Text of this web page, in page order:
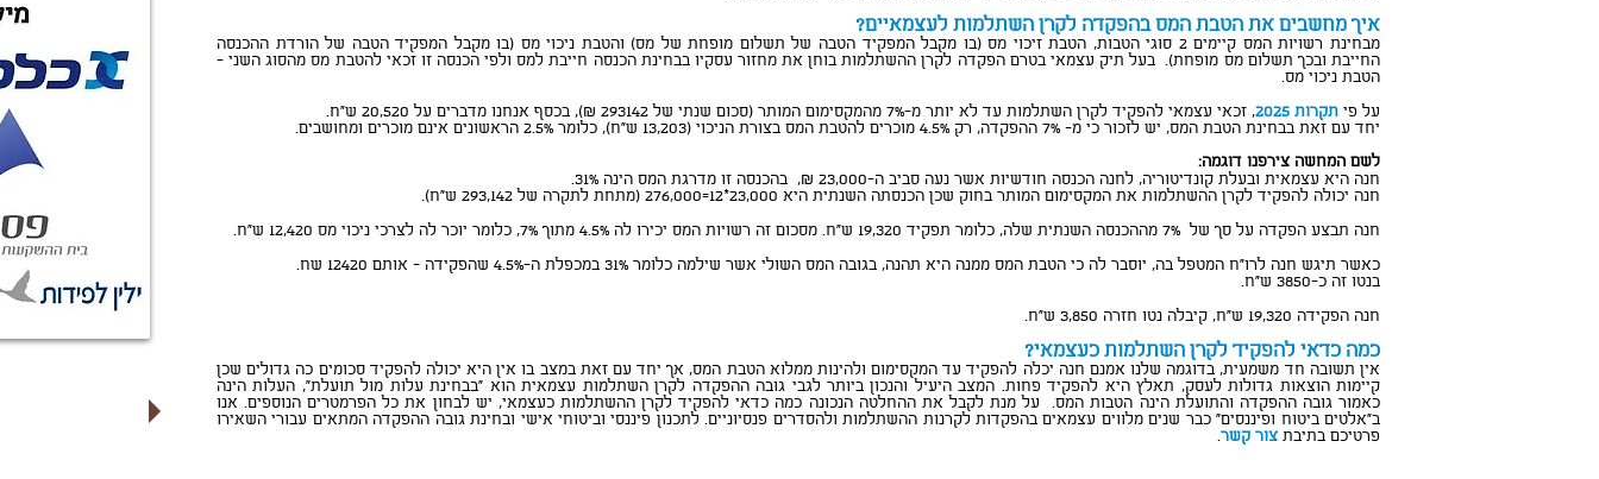
איך מחשבים את הטבת המס בהפקדה לקרן השתלמות לעצמאיים?
מבחינת רשויות המס קיימים 2 סוגי הטבות, הטבת זיכוי מס (בו מקבל המפקיד הטבה של תשלום מופחת של מס) והטבת ניכוי מס (בו מקבל המפקיד הטבה של הורדת ההכנסה
החייבת ובכך תשלום מס מופחת). בעל תיק עצמאי בטרם הפקדה לקרן ההשתלמות בוחן את מחזור עסקיו בבחינת הכנסה חייבת למס ולפי הכנסה זו זכאי להטבת מס מהסוג השני -
הטבת ניכוי מס.
על פי תקרות 2025
, זכאי עצמאי להפקיד לקרן השתלמות עד לא יותר מ-7% מהמקסימום המותר (סכום שנתי של 293142 ₪), בכסף אנחנו מדברים על 20,520 ש"ח.
יחד עם זאת בבחינת הטבת המס, יש לזכור כי מ- 7% ההפקדה, רק 4.5% מוכרים להטבת המס בצורת הניכוי (13,203 ש"ח), כלומר 2.5% הראשונים אינם מוכרים ומחושבים.
לשם המחשה צירפנו דוגמה:
חנה היא עצמאית ובעלת קונדיטוריה, לחנה הכנסה חודשיות אשר נעה סביב ה-23,000 ₪, בהכנסה זו מדרגת המס הינה 31%.
חנה יכולה להפקיד לקרן ההשתלמות את המקסימום המותר בחוק שכן הכנסתה השנתית היא 23,000*12=276,000 (מתחת לתקרה של 293,142 ש"ח).
חנה תבצע הפקדה על סך של
כאשר תיגש חנה לרו"ח המטפל בה, יוסבר לה כי הטבת המס ממנה היא תהנה, בגובה המס השולי אשר שילמה כלומר 31% במכפלת ה-4.5% שהפקידה - אותם 12420 שח.
בנטו זה כ-3850 ש"ח.
חנה הפקידה 19,320 ש"ח, קיבלה נטו חזרה 3,850 ש"ח.
כמה כדאי להפקיד לקרן השתלמות כעצמאי?
אין תשובה חד משמעית, בדוגמה שלנו אמנם חנה יכלה להפקיד עד המקסימום ולהינות ממלוא הטבת המס, אך יחד עם זאת במצב בו אין היא יכולה להפקיד סכומים כה גדולים שכן
קיימות הוצאות גדולות לעסק, תאלץ היא להפקיד פחות. המצב היעיל והנכון ביותר לגבי גובה ההפקדה לקרן השתלמות עצמאית הוא "בבחינת עלות מול תועלת", העלות הינה
כאמור גובה ההפקדה והתועלת הינה הטבות המס. על מנת לקבל את ההחלטה הנכונה כמה כדאי להפקיד לקרן ההשתלמות כעצמאי, יש לבחון את כל הפרמטרים הנוספים. אנו
ב"אלטים ביטוח ופיננסים" כבר שנים מלווים עצמאים בהפקדות לקרנות ההשתלמות ולהסדרים פנסיוניים. לתכנון פיננסי וביטוחי אישי ובחינת גובה ההפקדה המתאים עבורי השאירו
פרטיכם בתיבתצור קשר.